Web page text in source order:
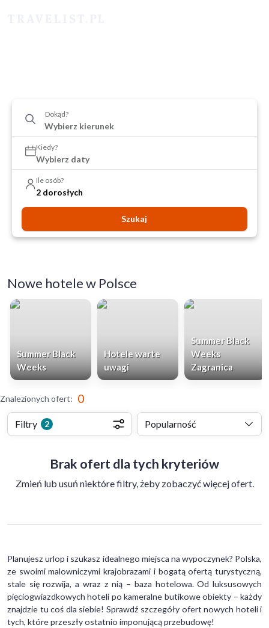
Dokąd?
Kiedy?
Wybierz daty
Ile osób?
2 dorosłych
Szukaj
Nowe hotele w Polsce
Summer Black
Weeks
Hotele warte
uwagi
Summer Black
Weeks
Zagranica
Znalezionych ofert: 0
Filtry 2 Popularność
Brak ofert dla tych kryteriów
Zmień lub usuń niektóre filtry, żeby zobaczyć więcej ofert.
Planujesz urlop i szukasz idealnego miejsca na wypoczynek? Polska,
ze swoimi malowniczymi krajobrazami i bogatą ofertą turystyczną,
stale się rozwija, a wraz z nią – baza hotelowa. Od luksusowych
pięciogwiazdkowych hoteli po kameralne butikowe obiekty – każdy
znajdzie tu coś dla siebie! Sprawdź szczegóły ofert nowych hoteli i
tych, które przeszły ostatnio imponującą przebudowę!